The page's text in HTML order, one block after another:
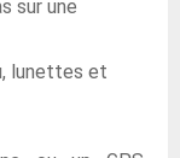
sur une
lunettes et